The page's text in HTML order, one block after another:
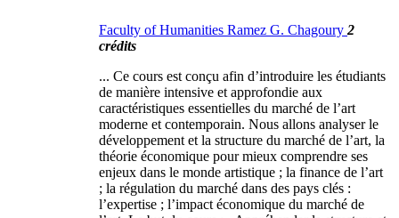
Faculty of Humanities Ramez G. Chagoury 2
crédits
... Ce cours est conçu afin d’introduire les étudiants
de manière intensive et approfondie aux
caractéristiques essentielles du marché de l’art
moderne et contemporain. Nous allons analyser le
développement et la structure du marché de l’art, la
théorie économique pour mieux comprendre ses
enjeux dans le monde artistique ; la finance de l’art
; la régulation du marché dans des pays clés :
l’expertise ; l’impact économique du marché de